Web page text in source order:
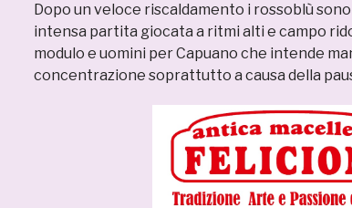
Dopo un veloce riscaldamento i rossoblù
intensa partita giocata a ritmi alti e campo
modulo e uomini per Capuano che intende
concentrazione soprattutto a causa della